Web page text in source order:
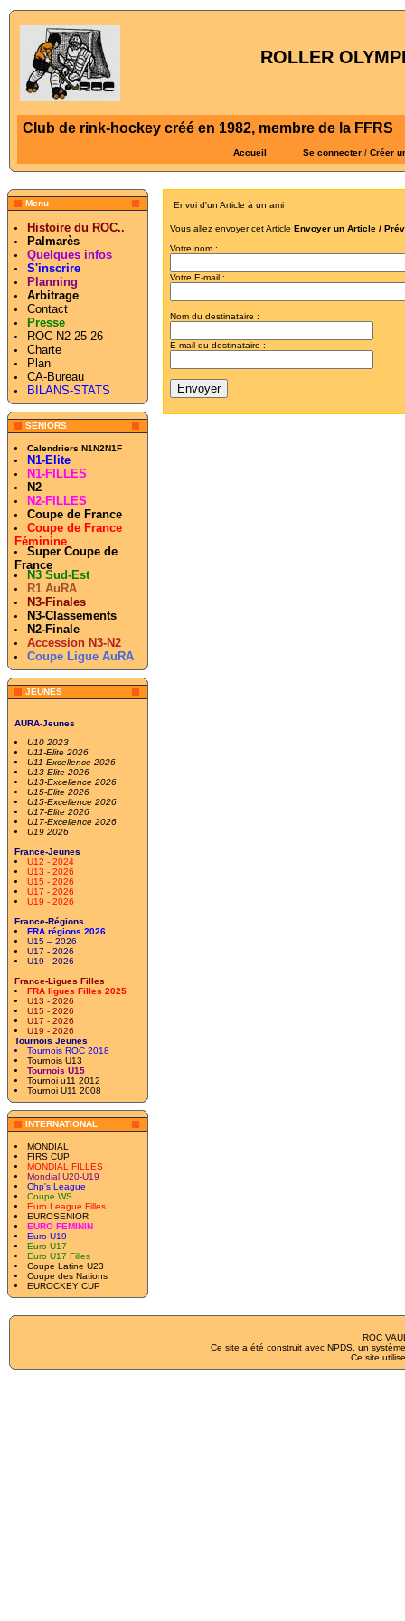
ROLLER
Club de rink-hockey créé en 1982, membre de la FFRS
Accueil Se connecter / Créer
Menu
Histoire du ROC..
Palmarès
Quelques infos
S'inscrire
Planning
Arbitrage
Contact
Presse
ROC N2 25-26
Charte
Plan
CA-Bureau
BILANS-STATS
SENIORS
Calendriers N1N2N1F
N1-Elite
N1-FILLES
N2
N2-FILLES
Coupe de France
Coupe de France
Féminine
Super Coupe de
France
N3 Sud-Est
R1 AuRA
N3-Finales
N3-Classements
N2-Finale
Accession N3-N2
Coupe Ligue AuRA
JEUNES
AURA-Jeunes
U10 2023
U11-Elite 2026
U11 Excellence 2026
U13-Elite 2026
U13-Excellence 2026
U15-Elite 2026
U15-Excellence 2026
U17-Elite 2026
U17-Excellence 2026
U19 2026
France-Jeunes
U12 - 2024
U13 - 2026
U15 - 2026
U17 - 2026
U19 - 2026
France-Régions
FRA régions 2026
U15 – 2026
U17 - 2026
U19 - 2026
France-Ligues Filles
FRA ligues Filles 2025
U13 - 2026
U15 - 2026
U17 - 2026
U19 - 2026
Tournois Jeunes
Tournois ROC 2018
Tournois U13
Tournois U15
Tournoi u11 2012
Tournoi U11 2008
INTERNATIONAL
MONDIAL
FIRS CUP
MONDIAL FILLES
Mondial U20-U19
Chp's League
Coupe WS
Euro League Filles
EUROSENIOR
EURO FEMININ
Euro U19
Euro U17
Euro U17 Filles
Coupe Latine U23
Coupe des Nations
EUROCKEY CUP
Envoi d'un Article à un ami
Vous allez envoyer cet Article Envoyer un Article /
Votre nom :
Votre E-mail :
Nom du destinataire :
E-mail du destinataire :
ROC
Ce site a été construit avec NPDS , un
Ce site